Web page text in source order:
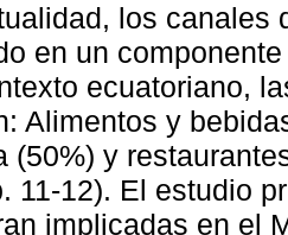
los canales
en un
ecuatoriano,
Alimentos y
(50%) y
11-12). El estudio
implicadas en el